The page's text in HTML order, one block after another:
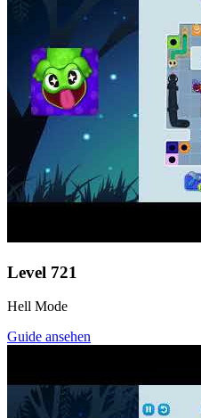
Level 721
Hell Mode
Guide ansehen